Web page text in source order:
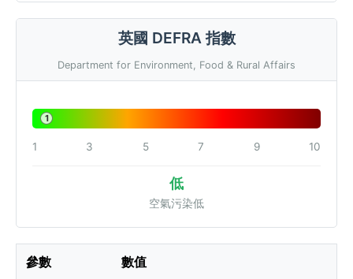
英國 DEFRA 指數
Department for Environment, Food & Rural Affairs
1
1 3 5 7 9 10
低
空氣污染低
參數 數值